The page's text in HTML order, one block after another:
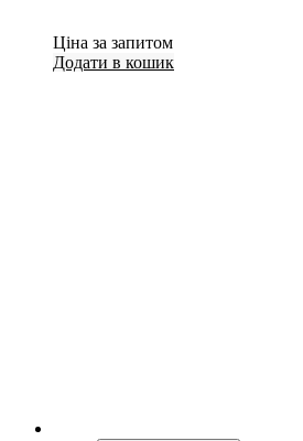
Ціна за запитом
Додати в кошик